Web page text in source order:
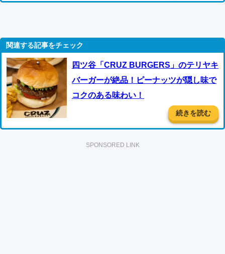
四ツ谷「CRUZ BURGERS」のテリヤキ
バーガーが絶品！ピーナッツが隠し味で
コクのある味わい！
続きを読む
SPONSORED LINK